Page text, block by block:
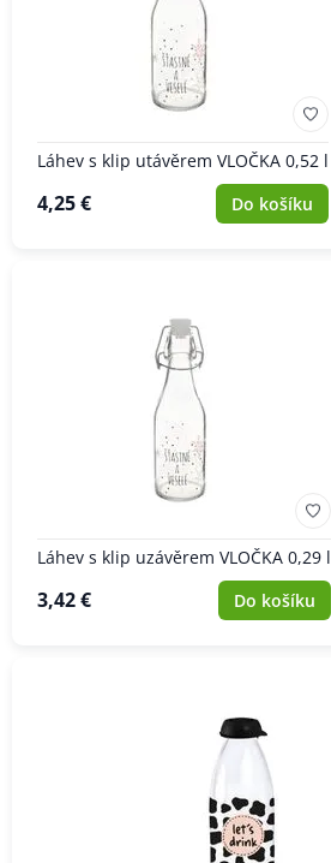
Láhev s klip utávěrem VLOČKA 0,52 l
4,25 € Do košíku
Láhev s klip uzávěrem VLOČKA 0,29 l
3,42 € Do košíku